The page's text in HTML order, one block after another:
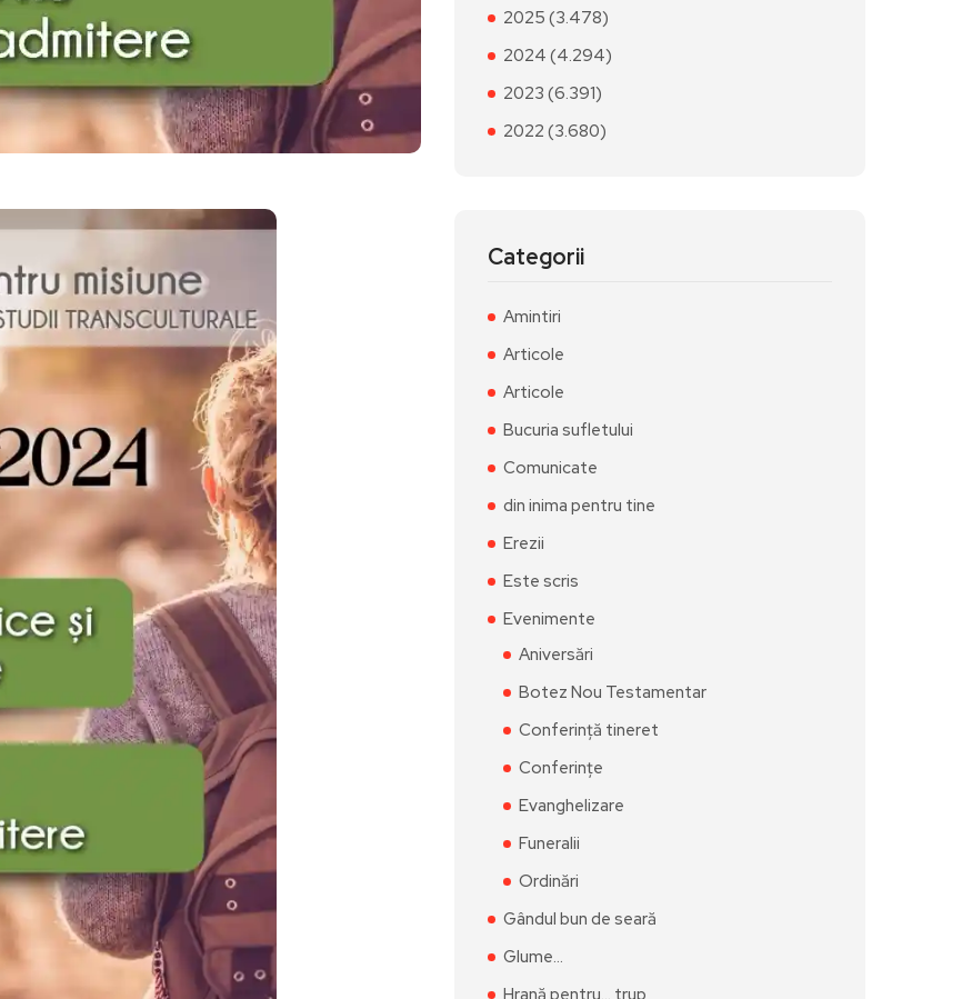
2025 (3.478)
2024 (4.294)
2023 (6.391)
2022 (3.680)
Categorii
Amintiri
Articole
Articole
Bucuria sufletului
Comunicate
din inima pentru tine
Erezii
Este scris
Evenimente
Aniversări
Botez Nou Testamentar
Conferință tineret
Conferințe
Evanghelizare
Funeralii
Ordinări
Gândul bun de seară
Glume…
Hrană pentru… trup